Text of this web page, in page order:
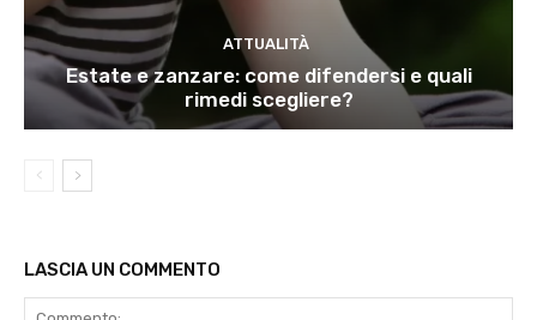
ATTUALITÀ
Estate e zanzare: come difendersi e quali
rimedi scegliere?
LASCIA UN COMMENTO